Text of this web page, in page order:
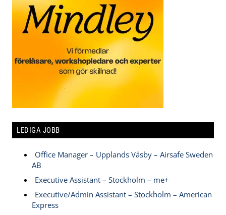
LEDIGA JOBB
Office Manager – Upplands Väsby – Airsafe Sweden
AB
Executive Assistant – Stockholm – me+
Executive/Admin Assistant – Stockholm – American
Express